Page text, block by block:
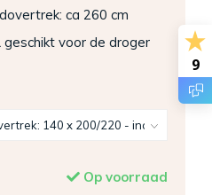
ca 260 cm
voor de droger
Op voorraad
9